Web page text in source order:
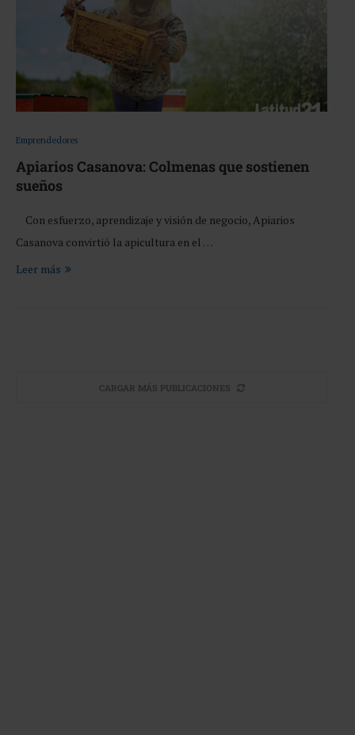
Emprendedores
Apiarios Casanova: Colmenas que sostienen
sueños
Con esfuerzo, aprendizaje y visión de negocio, Apiarios
Casanova convirtió la apicultura en el …
Leer más
CARGAR MÁS PUBLICACIONES